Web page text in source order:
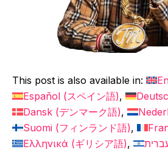
This post is also available in:
Español (スペイン語)
Dansk (デンマーク語)
Suomi (フィンランド語)
Ελληνικά (ギリシア語)